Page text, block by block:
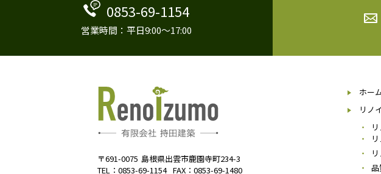
0853-69-1154
営業時間：平日9:00～17:00
〒691-0075 島根県出雲市鹿園寺町234-3
TEL：0853-69-1154 FAX：0853-69-1480
ホー
リノ
品